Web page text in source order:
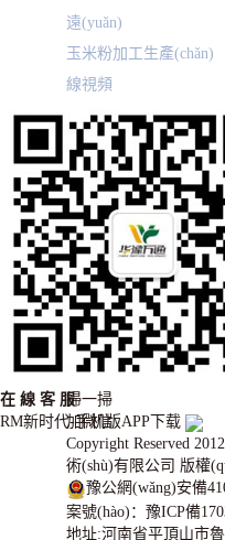
遠(yuǎn)
玉米粉加工生產(chǎn)
線視頻
掃一掃
加微信
Copyright Reserved
術(shù)有限公司 版權
豫公網(wǎng)安備
案號(hào)： 豫ICP備
地址:河南省平頂山市
在 線 客 服
RM新时代-手机版APP下载